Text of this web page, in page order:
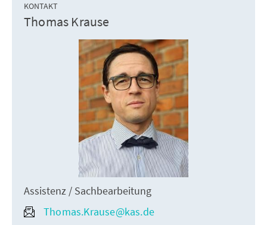
KONTAKT
Thomas Krause
Assistenz / Sachbearbeitung
Thomas.Krause@kas.de